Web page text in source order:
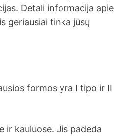
Detali informacija apie
geriausiai tinka jūsų
formos yra I tipo ir II
ir kauluose. Jis padeda